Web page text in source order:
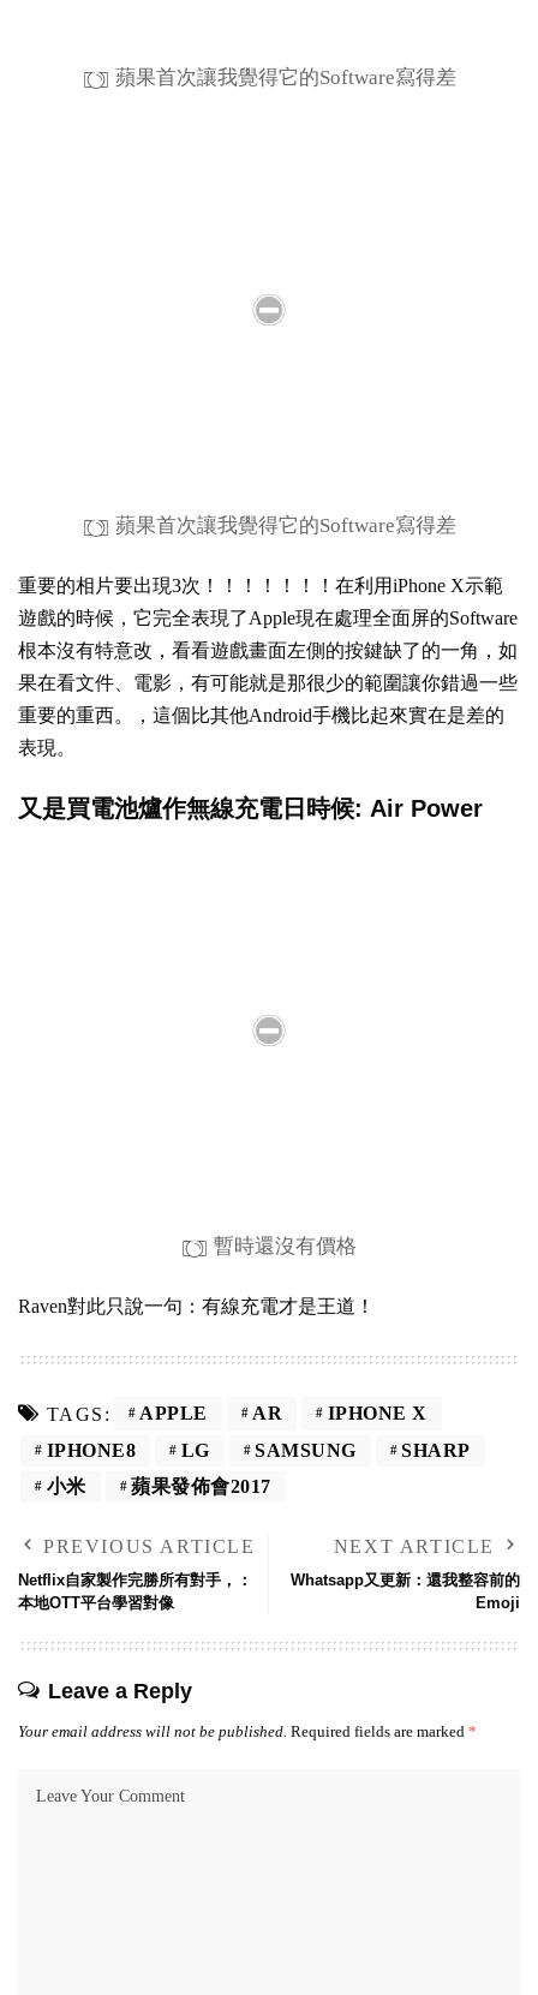
蘋果首次讓我覺得它的Software寫得差
蘋果首次讓我覺得它的Software寫得差
重要的相片要出現3次！！！！！！！在利用iPhone X示範
遊戲的時候，它完全表現了Apple現在處理全面屏的Software
根本沒有特意改，看看遊戲畫面左側的按鍵缺了的一角，如
果在看文件、電影，有可能就是那很少的範圍讓你錯過一些
重要的重西。，這個比其他Android手機比起來實在是差的
表現。
又是買電池爐作無線充電日時候: Air Power
暫時還沒有價格
Raven對此只說一句：有線充電才是王道！
TAGS: APPLE AR
IPHONE X
IPHONE8
LG SAMSUNG
SHARP
小米
蘋果發佈會2017
PREVIOUS ARTICLE
Netflix自家製作完勝所有對手，：
本地OTT平台學習對像
NEXT ARTICLE
Whatsapp又更新：還我整容前的
Emoji
Leave a Reply
Your email address will not be published. Required fields are marked *